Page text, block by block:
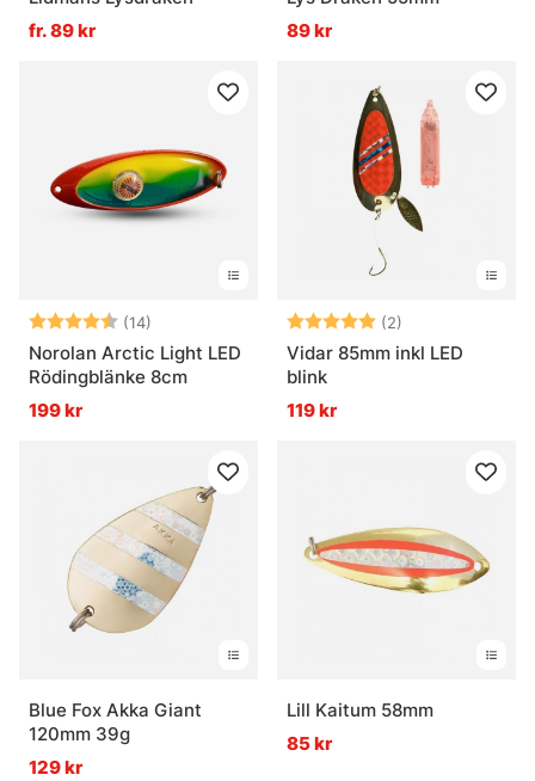
fr. 89 kr
89 kr
Betyg: (14)
4.5 utav 5 stjärnor
Norolan Arctic Light LED
Rödingblänke 8cm
199 kr
Betyg: (2)
Vidar 85mm inkl LED
blink
119 kr
Blue Fox Akka Giant
120mm 39g
129 kr
Lill Kaitum 58mm
85 kr